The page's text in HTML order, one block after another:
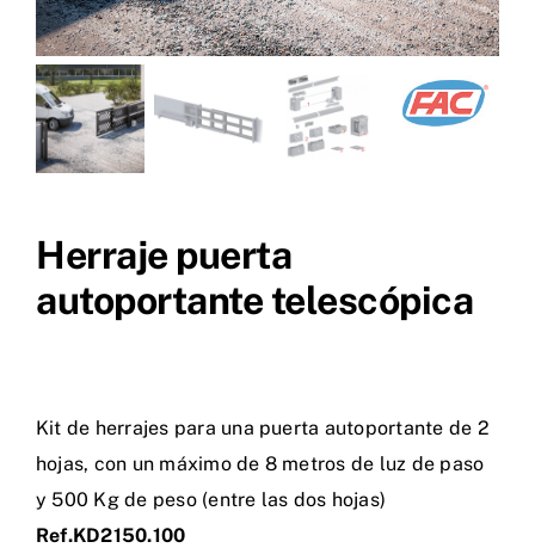
Herraje puerta
autoportante telescópica
Kit de herrajes para una puerta autoportante de 2
hojas, con un máximo de 8 metros de luz de paso
y 500 Kg de peso (entre las dos hojas)
Ref.KD2150.100